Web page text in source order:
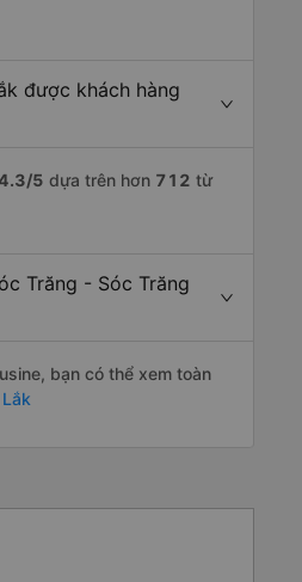
được khách hàng
/5 dựa trên hơn 712 từ
Trăng - Sóc Trăng
bạn có thể xem toàn